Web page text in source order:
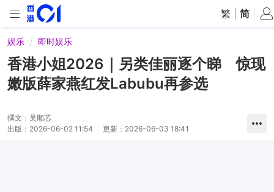
繁 简
娱乐 即时娱乐
香港小姐2026｜另类佳丽逐个睇 惊现
嫩版薛家燕红发Labubu再参选
撰文： 吴顺芯
出版： 2026-06-02 11:54 更新： 2026-06-03 18:41